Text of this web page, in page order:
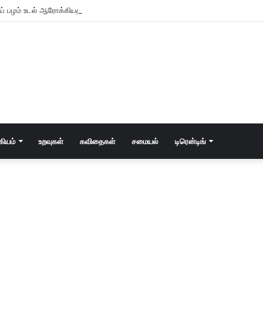
பழம் உடல் ஆரோக்கியத்திற்கு அதிக நன்மை பயக்கும்?
உறவுகள் கவிதைகள் சமையல் டிரென்டிங்